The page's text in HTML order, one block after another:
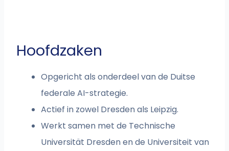
Hoofdzaken
Opgericht als onderdeel van de Duitse
federale AI-strategie.
Actief in zowel Dresden als Leipzig.
Werkt samen met de Technische
Universität Dresden en de Universiteit van